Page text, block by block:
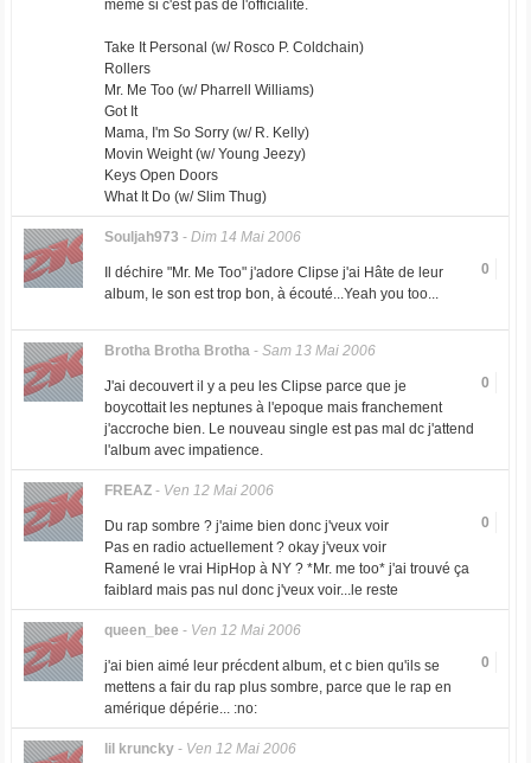
même si c'est pas de l'officialité.
Take It Personal (w/ Rosco P. Coldchain)
Rollers
Mr. Me Too (w/ Pharrell Williams)
Got It
Mama, I'm So Sorry (w/ R. Kelly)
Movin Weight (w/ Young Jeezy)
Keys Open Doors
What It Do (w/ Slim Thug)
Souljah973 - Dim 14 Mai 2006
0
Il déchire "Mr. Me Too" j'adore Clipse j'ai Hâte de leur
album, le son est trop bon, à écouté...Yeah you too...
Brotha Brotha Brotha- Sam 13 Mai 2006
0
J'ai decouvert il y a peu les Clipse parce que je
boycottait les neptunes à l'epoque mais franchement
j'accroche bien. Le nouveau single est pas mal dc j'attend
l'album avec impatience.
FREAZ- Ven 12 Mai 2006
0
Du rap sombre ? j'aime bien donc j'veux voir
Pas en radio actuellement ? okay j'veux voir
Ramené le vrai HipHop à NY ? *Mr. me too* j'ai trouvé ça
faiblard mais pas nul donc j'veux voir...le reste
queen_bee - Ven 12 Mai 2006
0
j'ai bien aimé leur précdent album, et c bien qu'ils se
mettens a fair du rap plus sombre, parce que le rap en
amérique dépérie... :no:
lil kruncky- Ven 12 Mai 2006